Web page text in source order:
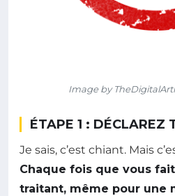
Image by
ÉTAPE 1 : DÉCLAREZ
Je sais, c’est chiant. Mais
Chaque fois que vous
traitant, même pour une